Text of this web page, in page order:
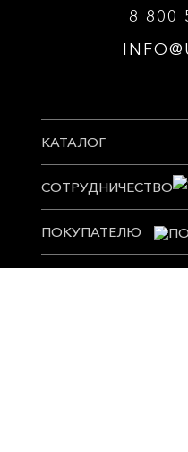
8 800
КАТАЛОГ
СОТРУДНИЧЕСТВО
ПОКУПАТЕЛЮ